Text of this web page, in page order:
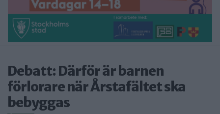
SPORT
ÅSIKTER
KALENDER
KONTAKT
SAMARBETEN
Debatt: Därför är barnen
förlorare när Årstafältet ska
bebyggas